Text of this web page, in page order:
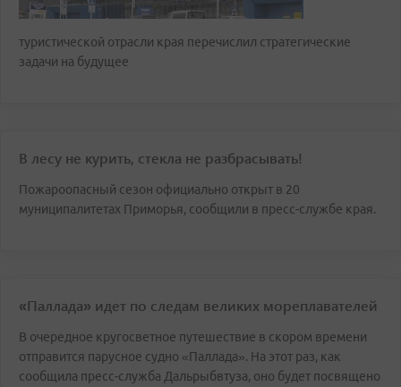
туристической отрасли края перечислил стратегические
задачи на будущее
В лесу не курить, стекла не разбрасывать!
Пожароопасный сезон официально открыт в 20
муниципалитетах Приморья, сообщили в пресс-службе края.
«Паллада» идет по следам великих мореплавателей
В очередное кругосветное путешествие в скором времени
отправится парусное судно «Паллада». На этот раз, как
сообщила пресс-служба Дальрыбвтуза, оно будет посвящено